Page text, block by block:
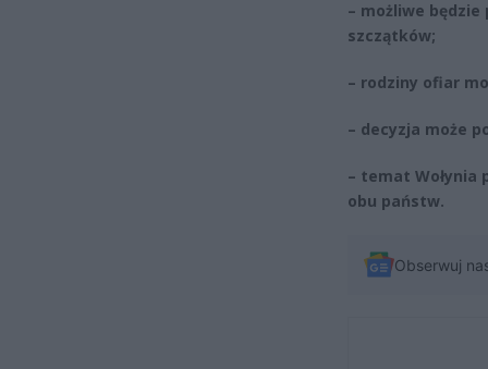
– możliwe będzie
szczątków;
– rodziny ofiar
– decyzja może
– temat Wołynia
obu państw.
Obserwuj